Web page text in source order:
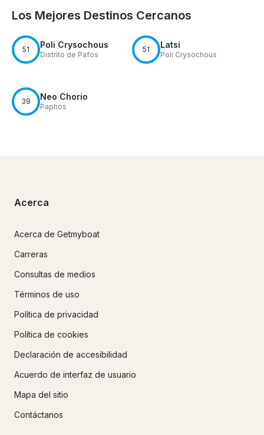
Los Mejores Destinos Cercanos
51 Poli Crysochous
Distrito de Pafos
51 Latsi
Poli Crysochous
39 Neo Chorio
Paphos
Acerca
Acerca de Getmyboat
Carreras
Consultas de medios
Términos de uso
Política de privacidad
Política de cookies
Declaración de accesibilidad
Acuerdo de interfaz de usuario
Mapa del sitio
Contáctanos